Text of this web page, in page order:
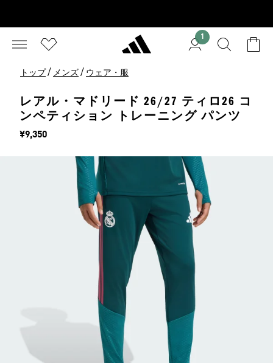
1
トップ / メンズ / ウェア・服
レアル・マドリード 26/27 ティロ26 コ
ンペティション トレーニング パンツ
価格
¥9,350